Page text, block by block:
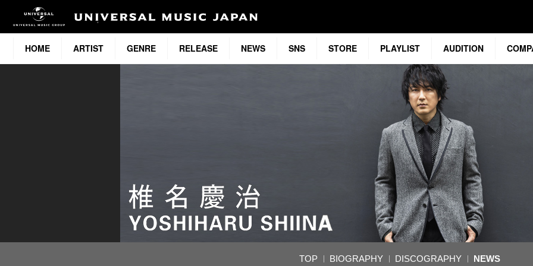
HOME ARTIST GENRE RELEASE NEWS SNS STORE PLAYLIST AUDITION
TOP BIOGRAPHY DISCOGRAPHY NEWS